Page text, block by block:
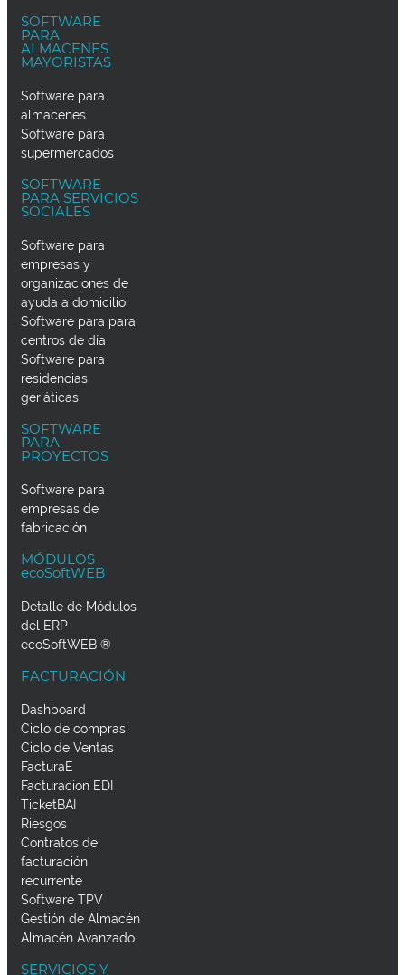
SOFTWARE
PARA
ALMACENES
MAYORISTAS
Software para
almacenes
Software para
supermercados
SOFTWARE
PARA SERVICIOS
SOCIALES
Software para
empresas y
organizaciones de
ayuda a domicilio
Software para para
centros de día
Software para
residencias
geriáticas
SOFTWARE
PARA
PROYECTOS
Software para
empresas de
fabricación
MÓDULOS
ecoSoftWEB
Detalle de Módulos
del ERP
ecoSoftWEB ®
FACTURACIÓN
Dashboard
Ciclo de compras
Ciclo de Ventas
FacturaE
Facturacion EDI
TicketBAI
Riesgos
Contratos de
facturación
recurrente
Software TPV
Gestión de Almacén
Almacén Avanzado
SERVICIOS Y